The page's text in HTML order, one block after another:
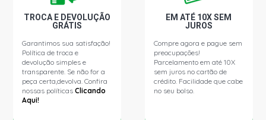
TROCA E DEVOLUÇÃO
GRÁTIS
Garantimos sua satisfação!
Política de troca e
devolução simples e
transparente. Se não for a
peça certa,devolva. Confira
nossas políticasClicando
Aqui!
EM ATÉ 10X SEM
JUROS
Compre agora e pague sem
preocupações!
Parcelamento em até 10X
sem juros no cartão de
crédito. Facilidade que cabe
no seu bolso.